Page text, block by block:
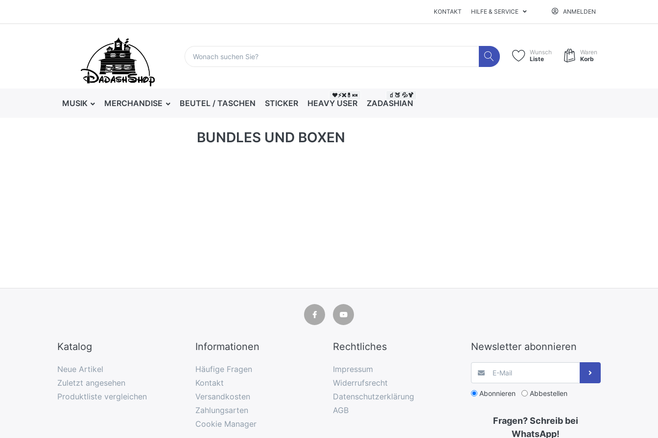
KONTAKT HILFE & SERVICE ANMELDEN
Wunsch
Liste
Waren
Korb
MUSIK MERCHANDISE BEUTEL / TASCHEN STICKER HEAVY USER
❤️⚡❌💊🍬
ZADASHIAN
🧃🍑 💦🍹
BUNDLES UND BOXEN
Katalog
Neue Artikel
Zuletzt angesehen
Produktliste vergleichen
Informationen
Häufige Fragen
Kontakt
Versandkosten
Zahlungsarten
Cookie Manager
Rechtliches
Impressum
Widerrufsrecht
Datenschutzerklärung
AGB
Newsletter abonnieren
Abonnieren Abbestellen
Fragen? Schreib bei
WhatsApp!